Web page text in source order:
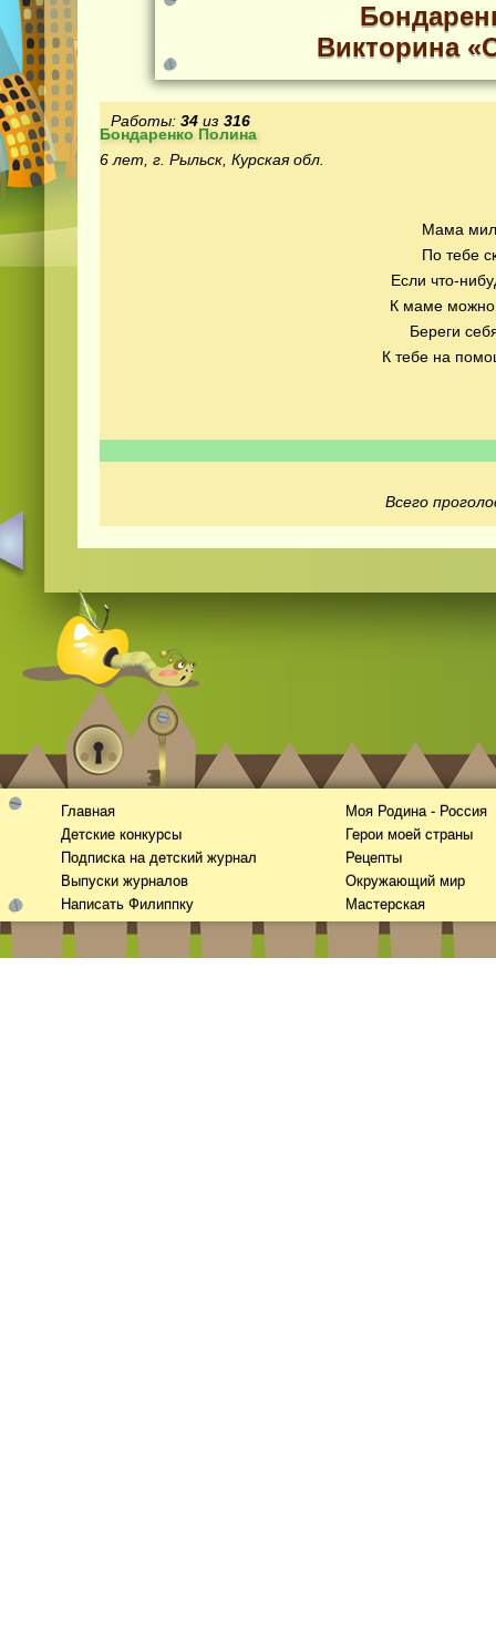
Викторина
Работы: 34 из 316
Бондаренко Полина
6 лет, г. Рыльск, Курская обл.
Мама
По тебе
Если что-
К маме можно
Береги
К тебе на
Всего
Главная
Детские конкурсы
Подписка на детский журнал
Выпуски журналов
Написать Филиппку
Моя Родина - Россия
Герои моей страны
Рецепты
Окружающий мир
Мастерская
Смотреть видео365онлайн